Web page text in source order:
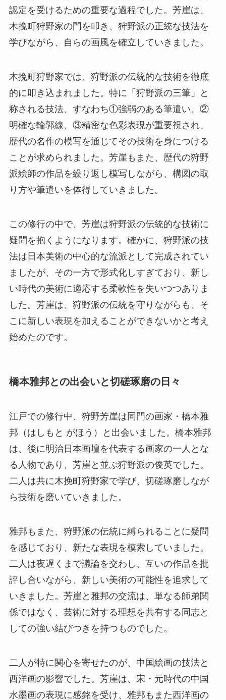
認定を受けるための重要な過程でした。芳崖は、
木挽町狩野家の門を叩き、狩野派の正統な技法を
学びながら、自らの画風を確立していきました。
木挽町狩野家では、狩野派の伝統的な技術を徹底
的に叩き込まれました。特に「狩野派の三筆」と
称される技法、すなわち①強弱のある筆遣い、②
明確な輪郭線、③精密な色彩表現が重要視され、
歴代の名作の模写を通じてその技術を身につける
ことが求められました。芳崖もまた、歴代の狩野
派絵師の作品を繰り返し模写しながら、構図の取
り方や筆遣いを体得していきました。
この修行の中で、芳崖は狩野派の伝統的な技術に
疑問を抱くようになります。確かに、狩野派の技
法は日本美術の中心的な流派として完成されてい
ましたが、その一方で形式化しすぎており、新し
い時代の美術に適応する柔軟性を失いつつありま
した。芳崖は、狩野派の伝統を守りながらも、そ
こに新しい表現を加えることができないかと考え
始めたのです。
橋本雅邦との出会いと切磋琢磨の日々
江戸での修行中、狩野芳崖は同門の画家・橋本雅
邦（はしもと がほう）と出会いました。橋本雅邦
は、後に明治日本画壇を代表する画家の一人とな
る人物であり、芳崖と並ぶ狩野派の俊英でした。
二人は共に木挽町狩野家で学び、切磋琢磨しなが
ら技術を磨いていきました。
雅邦もまた、狩野派の伝統に縛られることに疑問
を感じており、新たな表現を模索していました。
二人は夜遅くまで議論を交わし、互いの作品を批
評し合いながら、新しい美術の可能性を追求して
いきました。芳崖と雅邦の交流は、単なる師弟関
係ではなく、芸術に対する理想を共有する同志と
しての強い結びつきを持つものでした。
二人が特に関心を寄せたのが、中国絵画の技法と
西洋画の影響でした。芳崖は、宋・元時代の中国
水墨画の表現に感銘を受け、雅邦もまた西洋画の